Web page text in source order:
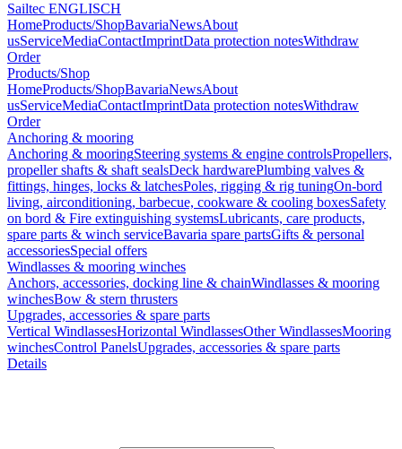
Sailtec ENGLISCH
HomeProducts/ShopBavariaNewsAbout
usServiceMediaContactImprintData protection notesWithdraw
Order
Products/Shop
HomeProducts/ShopBavariaNewsAbout
usServiceMediaContactImprintData protection notesWithdraw
Order
Anchoring & mooring
Anchoring & mooringSteering systems & engine controlsPropellers,
propeller shafts & shaft sealsDeck hardwarePlumbing valves &
fittings, hinges, locks & latchesPoles, rigging & rig tuningOn-bord
living, airconditioning, barbecue, cookware & cooling boxesSafety
on bord & Fire extinguishing systemsLubricants, care products,
spare parts & winch serviceBavaria spare partsGifts & personal
accessoriesSpecial offers
Windlasses & mooring winches
Anchors, accessories, docking line & chainWindlasses & mooring
winchesBow & stern thrusters
Upgrades, accessories & spare parts
Vertical WindlassesHorizontal WindlassesOther WindlassesMooring
winchesControl PanelsUpgrades, accessories & spare parts
Details